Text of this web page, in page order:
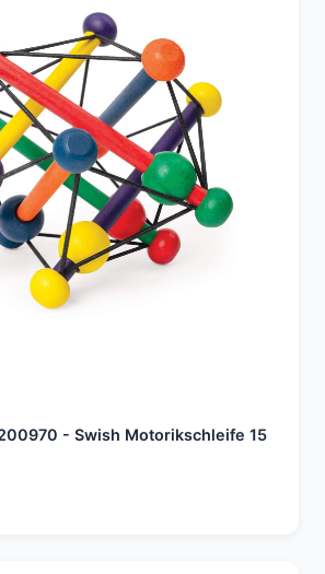
- Swish Motorikschleife 15